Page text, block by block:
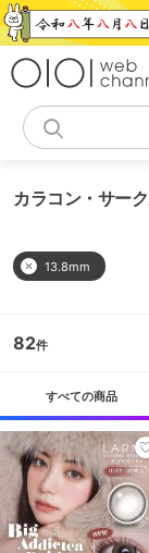
コ
ン
カラコン・サー
13.8mm
82
すべての商品